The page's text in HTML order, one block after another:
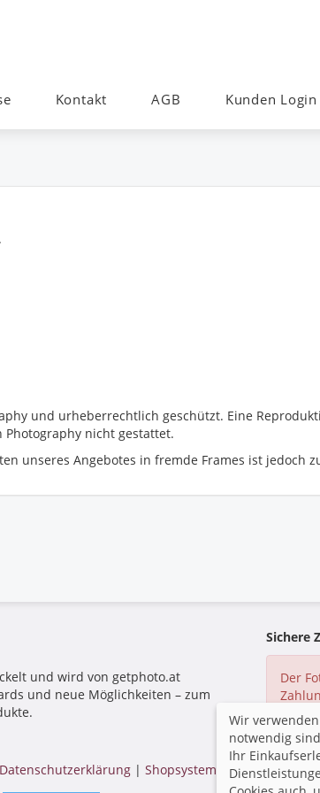
Kontakt AGB Kunden Login
und urheberrechtlich geschützt. Eine
nicht gestattet.
unseres Angebotes in fremde Frames ist jedoch
und wird von getphoto.at
und neue Möglichkeiten – zum
Sichere
Der
Datenschutzerklärung | Shopsystem von GotPhoto |
Wir
notwendig
Ihr